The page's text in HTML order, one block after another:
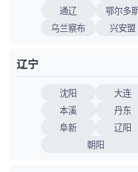
通辽
鄂尔多
乌兰察布
兴安盟
辽宁
沈阳 大连
本溪
丹东
阜新
辽阳
朝阳